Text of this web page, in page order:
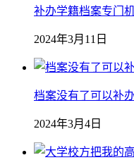
补办学籍档案专门
2024年3月11日
档案没有了可以补
2024年3月4日